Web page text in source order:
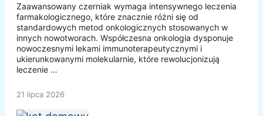
Zaawansowany czerniak wymaga intensywnego leczenia
farmakologicznego, które znacznie różni się od
standardowych metod onkologicznych stosowanych w
innych nowotworach. Współczesna onkologia dysponuje
nowoczesnymi lekami immunoterapeutycznymi i
ukierunkowanymi molekularnie, które rewolucjonizują
leczenie …
21 lipca 2026